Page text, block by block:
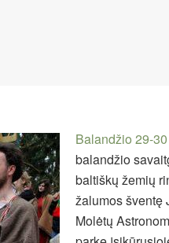
Balandžio 29-
balandžio
baltiškų žemių
žalumos šventę
Molėtų